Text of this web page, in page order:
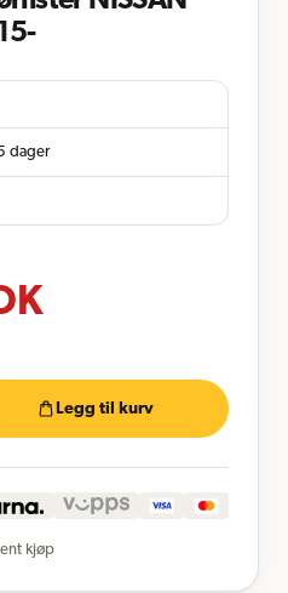
dager
Legg til kurv
kjøp